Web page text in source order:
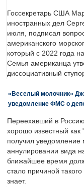
Госсекретарь США
иностранных дел
июля, подписал
американского
который с 2022 года
Семья американца
диссоциативный
«Веселый молочник»
уведомление ФМС о
Переехавший в
хорошо известный
получил
аннулировании вида
ближайшее время
стало причиной
знает.